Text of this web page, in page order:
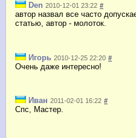
Den 2010-12-01 23:22 #
автор назвал все часто
статью, автор - молоток.
Игорь 2010-12-25 22:20 #
Очень даже интересно!
Иван 2011-02-01 16:22 #
Спс, Мастер.